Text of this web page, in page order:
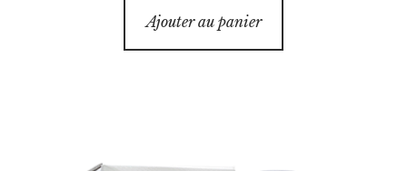
Ajouter au panier